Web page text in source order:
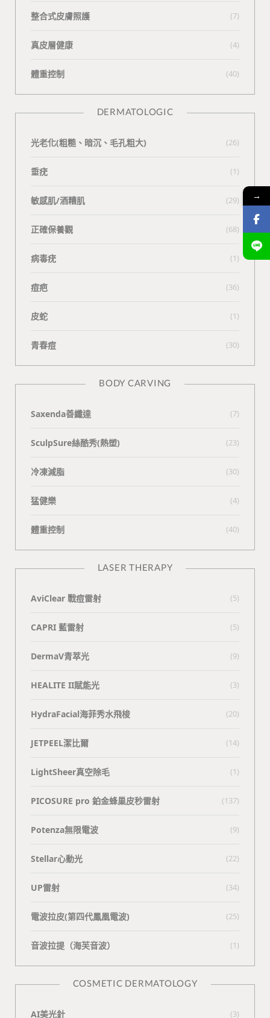
整合式皮膚照護 (7)
真皮層健康 (4)
體重控制 (40)
DERMATOLOGIC
光老化(粗糙、暗沉、毛孔粗大) (26)
垂疣 (1)
敏感肌/酒糟肌 (29)
正確保養觀 (68)
病毒疣 (1)
痘疤 (36)
皮蛇 (1)
青春痘 (30)
BODY CARVING
Saxenda善纖達 (7)
SculpSure絲酷秀(熱塑) (23)
冷凍減脂 (30)
猛健樂 (4)
體重控制 (40)
LASER THERAPY
AviClear 戰痘雷射 (5)
CAPRI 藍雷射 (5)
DermaV青萃光 (9)
HEALITE II賦能光 (3)
HydraFacial海菲秀水飛梭 (20)
JETPEEL潔比爾 (14)
LightSheer真空除毛 (1)
PICOSURE pro 鉑金蜂巢皮秒雷射 (137)
Potenza無限電波 (9)
Stellar心動光 (22)
UP雷射 (34)
電波拉皮(第四代鳳凰電波) (25)
⾳波拉提（海芙⾳波） (1)
COSMETIC DERMATOLOGY
AI美光針 (3)
→